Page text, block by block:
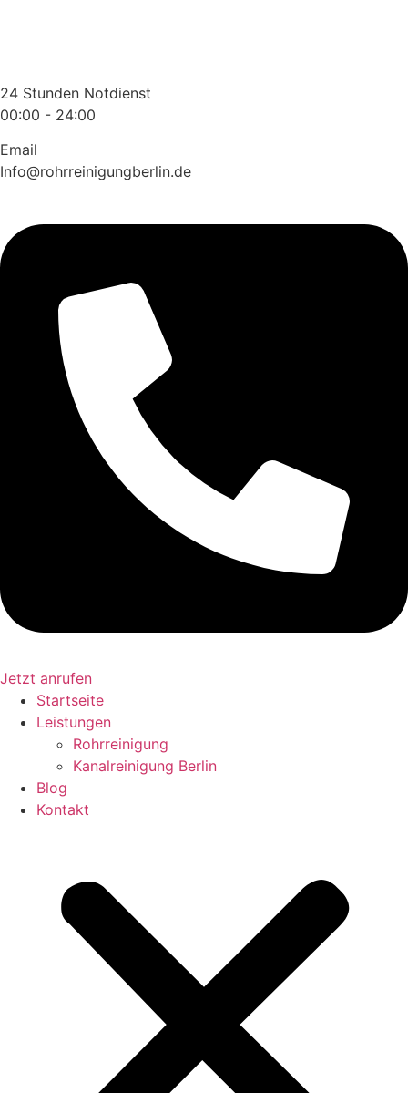
24 Stunden Notdienst
00:00 - 24:00
Email
Info@rohrreinigungberlin.de
Jetzt anrufen
Startseite
Leistungen
Rohrreinigung
Kanalreinigung Berlin
Blog
Kontakt